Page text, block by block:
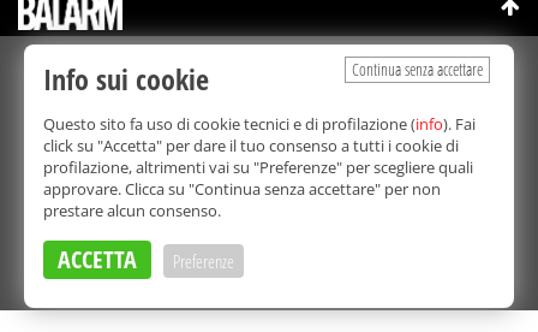
©Copyright 2003-2026
Bmedia Srl
La riproduzione totale o parziale di tutti i contenuti, in qualunque
forma, su qualsiasi supporto è proibita.
Balarm.it è una testata giornalistica registrata. Autorizzazione del
Tribunale di Palermo n° 32 del 21/10/2003
Direttore responsabile:Fabio Ricotta
Privacy e Cookie Policy
Continua senza accettare
Info sui cookie
Questo sito fa uso di cookie tecnici e di profilazione (info). Fai
click su "Accetta" per dare il tuo consenso a tutti i cookie di
profilazione, altrimenti vai su "Preferenze" per scegliere quali
approvare. Clicca su "Continua senza accettare" per non
prestare alcun consenso.
ACCETTA Preferenze